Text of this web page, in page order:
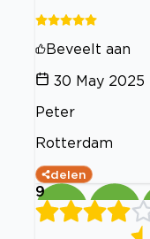
Beveelt aan
30 May 2025
Peter
Rotterdam
delen
9